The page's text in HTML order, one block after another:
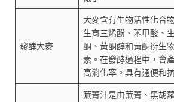
發酵大麥
大麥含有生物活性化合
生育三烯酚、苯甲酸、
酮、黃酮醇和黃酮衍生
素。在發酵過程中，會
高消化率。具有通便和
蕪菁汁是由蕪菁、黑胡